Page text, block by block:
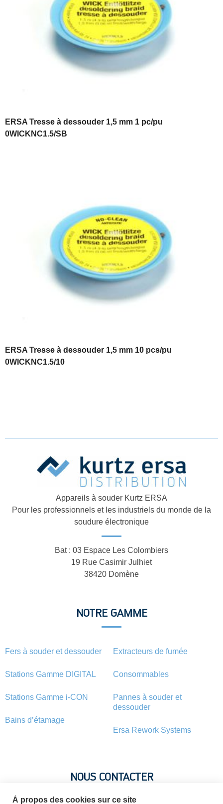
ERSA Tresse à dessouder 1,5 mm 1 pc/pu
0WICKNC1.5/SB
ERSA Tresse à dessouder 1,5 mm 10 pcs/pu
0WICKNC1.5/10
Appareils à souder Kurtz ERSA
Pour les professionnels et les industriels du monde de la
soudure électronique
Bat : 03 Espace Les Colombiers
19 Rue Casimir Julhiet
38420 Domène
NOTRE GAMME
Fers à souder et dessouder
Stations Gamme DIGITAL
Stations Gamme i-CON
Bains d’étamage
Extracteurs de fumée
Consommables
Pannes à souder et
dessouder
Ersa Rework Systems
NOUS CONTACTER
À propos des cookies sur ce site